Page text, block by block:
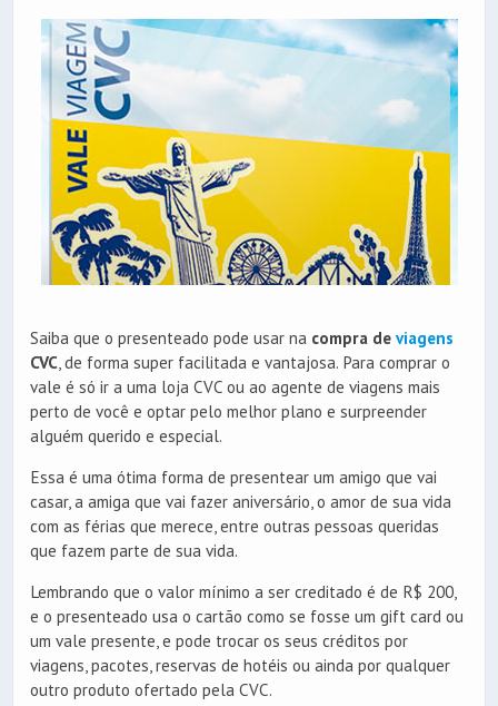
Saiba que o presenteado pode usar na compra de viagens
CVC , de forma super facilitada e vantajosa. Para comprar o
vale é só ir a uma loja CVC ou ao agente de viagens mais
perto de você e optar pelo melhor plano e surpreender
alguém querido e especial.
Essa é uma ótima forma de presentear um amigo que vai
casar, a amiga que vai fazer aniversário, o amor de sua vida
com as férias que merece, entre outras pessoas queridas
que fazem parte de sua vida.
Lembrando que o valor mínimo a ser creditado é de R$ 200,
e o presenteado usa o cartão como se fosse um gift card ou
um vale presente, e pode trocar os seus créditos por
viagens, pacotes, reservas de hotéis ou ainda por qualquer
outro produto ofertado pela CVC.